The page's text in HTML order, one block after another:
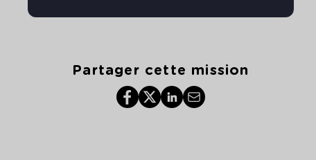
Partager cette mission